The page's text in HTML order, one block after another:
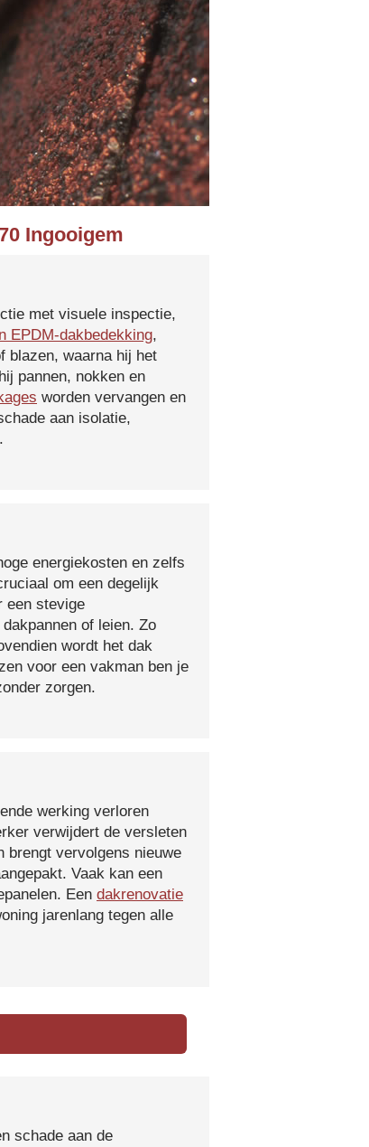
Ingooigem
met visuele inspectie,
EPDM-dakbedekking,
blazen, waarna hij het
pannen, nokken en
worden vervangen en
aan isolatie,
energiekosten en zelfs
om een degelijk
een stevige
of leien. Zo
wordt het dak
voor een vakman ben je
zorgen.
werking verloren
verwijdert de versleten
brengt vervolgens nieuwe
Vaak kan een
Een dakrenovatie
jarenlang tegen alle
schade aan de